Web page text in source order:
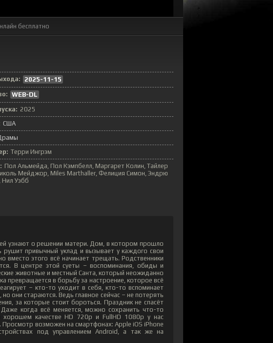
бесплатно
2025-11-15
WEB-DL
2025
США
Терри Ингрэм
Пол Альмейда, Пол Кэмпбелл, Маргарет Колин, Тайлер
Мейджор, Miles Marthaller, Фелиция Симон, Эндрю
Нил Уэбб
узнают о решении матери. Дом, в котором прошло
рушит привычный уклад и вызывает у каждого свои
вместо этого всё начинает трещать. Родственники
В центре этой суеты – воспоминания, обиды и
животные и местный Санта, который неожиданно
превращается в борьбу за настроение, которое всё
– кто-то уходит в себя, кто-то вспоминает
они стараются. Ведь главное сейчас – не потерять
за которые стоит бороться. Праздник не спасёт
когда всё меняется, можно сохранить что-то
качестве HD 720p и FullHD 1080p у нас
Просмотр возможен на смартфонах: Apple iOS iPhone
под управлением Android, а так же на